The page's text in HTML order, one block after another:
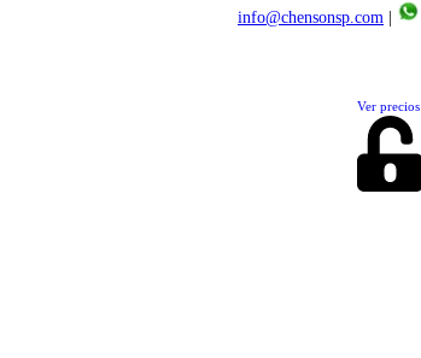
info@chensonsp.com
Ver precios